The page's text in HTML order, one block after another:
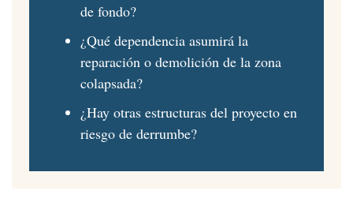
de fondo?
¿Qué dependencia asumirá la
reparación o demolición de la zona
colapsada?
¿Hay otras estructuras del proyecto en
riesgo de derrumbe?